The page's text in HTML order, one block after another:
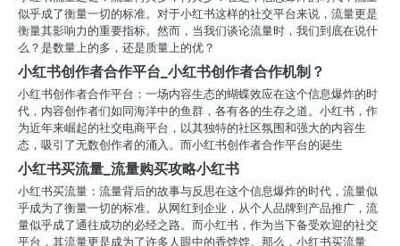
似乎成了衡量一切的标准。对于小红书这样的社交平台来说，流量更是
衡量其影响力的重要指标。然而，当我们谈论流量时，我们到底在说什
么？是数量上的多，还是质量上的优？
小红书创作者合作平台_小红书创作者合作机制？
小红书创作者合作平台：一场内容生态的蝴蝶效应在这个信息爆炸的时
代，内容创作者们如同海洋中的鱼群，各有各的生存之道。小红书，作
为近年来崛起的社交电商平台，以其独特的社区氛围和强大的内容生
态，吸引了无数创作者的涌入。而小红书创作者合作平台的诞生
小红书买流量_流量购买攻略小红书
小红书买流量：流量背后的故事与反思在这个信息爆炸的时代，流量似
乎成为了衡量一切的标准。从网红到企业，从个人品牌到产品推广，流
量似乎成了通往成功的必经之路。而小红书，作为当下备受欢迎的社交
平台，其流量更是成为了许多人眼中的香饽饽。那么，小红书买流量